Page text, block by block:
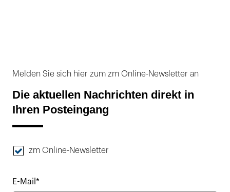
Melden Sie sich hier zum zm Online-Newsletter an
Die aktuellen Nachrichten direkt in
Ihren Posteingang
zm Online-Newsletter
E-Mail*